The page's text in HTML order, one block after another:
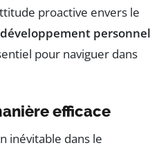
proactive envers le
développement personnel
pour naviguer dans
efficace
inévitable dans le